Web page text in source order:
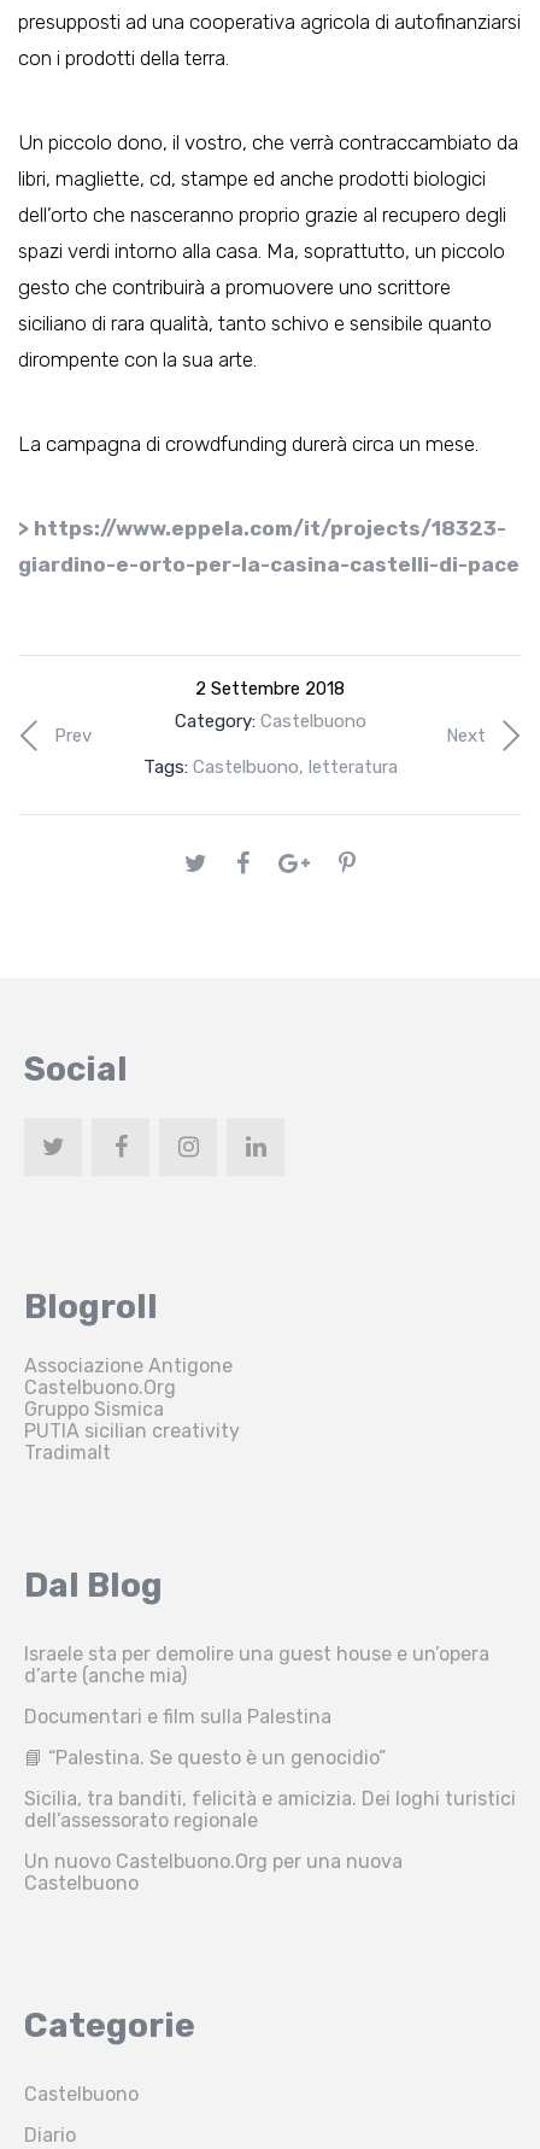
presupposti ad una cooperativa agricola di autofinanziarsi
con i prodotti della terra.
Un piccolo dono, il vostro, che verrà contraccambiato da
libri, magliette, cd, stampe ed anche prodotti biologici
dell’orto che nasceranno proprio grazie al recupero degli
spazi verdi intorno alla casa. Ma, soprattutto, un piccolo
gesto che contribuirà a promuovere uno scrittore
siciliano di rara qualità, tanto schivo e sensibile quanto
dirompente con la sua arte.
La campagna di crowdfunding durerà circa un mese.
> https://www.eppela.com/it/projects/18323-
giardino-e-orto-per-la-casina-castelli-di-pace
Next
Prev
2 Settembre 2018
Category: Castelbuono
Tags: Castelbuono, letteratura
Social
Blogroll
Associazione Antigone
Castelbuono.Org
Gruppo Sismica
PUTIA sicilian creativity
Tradimalt
Dal Blog
Israele sta per demolire una guest house e un’opera
d’arte (anche mia)
Documentari e film sulla Palestina
📘 “Palestina. Se questo è un genocidio”
Sicilia, tra banditi, felicità e amicizia. Dei loghi turistici
dell’assessorato regionale
Un nuovo Castelbuono.Org per una nuova
Castelbuono
Categorie
Castelbuono
Diario